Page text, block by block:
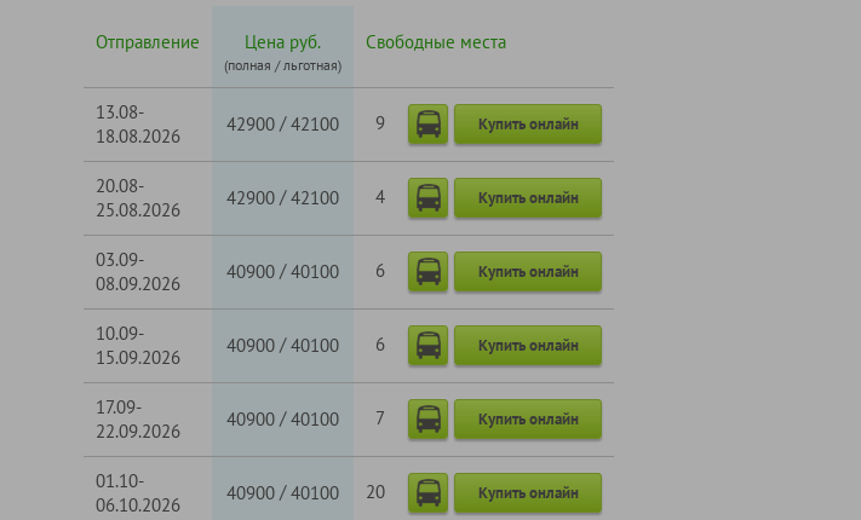
Отправление Цена руб.
(полная / льготная)
Свободные места
13.08-
18.08.2026
42900 /42100 9 Купить онлайн
20.08-
25.08.2026
42900 /42100 4 Купить онлайн
03.09-
08.09.2026
40900 /40100 6 Купить онлайн
10.09-
15.09.2026
40900 /40100 6 Купить онлайн
17.09-
22.09.2026
40900 /40100 7 Купить онлайн
01.10-
06.10.2026
40900 /40100 20 Купить онлайн